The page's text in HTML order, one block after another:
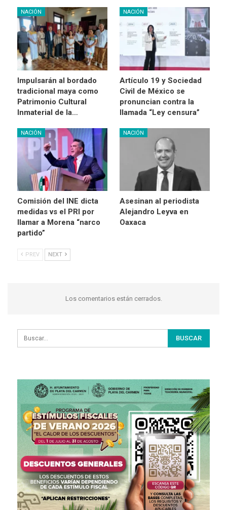
NACIÓN
Impulsarán al bordado
tradicional maya como
Patrimonio Cultural
Inmaterial de la…
NACIÓN
Artículo 19 y Sociedad
Civil de México se
pronuncian contra la
llamada “Ley censura”
NACIÓN
Comisión del INE dicta
medidas vs el PRI por
llamar a Morena “narco
partido”
NACIÓN
Asesinan al periodista
Alejandro Leyva en
Oaxaca
PREV NEXT
Los comentarios están cerrados.